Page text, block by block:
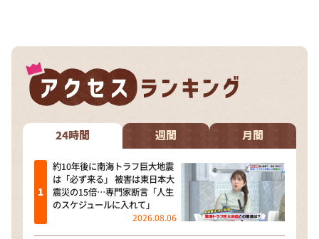
24時間 週間 月間
約10年後に南海トラフ巨大地震
は「必ず来る」 被害は東日本大
震災の15倍…専門家断言「人生
のスケジュールに入れて」
2026.08.06